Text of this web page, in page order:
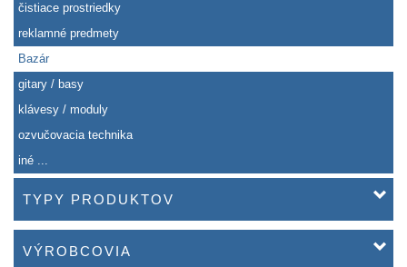
čistiace prostriedky
reklamné predmety
Bazár
gitary / basy
klávesy / moduly
ozvučovacia technika
iné ...
TYPY PRODUKTOV
VÝROBCOVIA